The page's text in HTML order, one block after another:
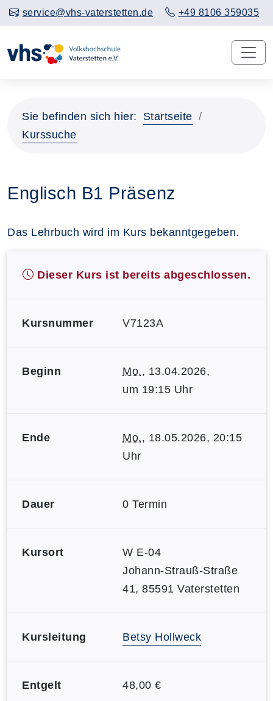
service@vhs-vaterstetten.de +49 8106 359035
Sie befinden sich hier:
Startseite
Kurssuche
Englisch B1 Präsenz
Das Lehrbuch wird im Kurs bekanntgegeben.
Dieser Kurs ist bereits abgeschlossen.
Kursnummer V7123A
Beginn Mo., 13.04.2026,
um 19:15 Uhr
Ende Mo., 18.05.2026, 20:15
Uhr
Dauer 0 Termin
Kursort
W E-04
Johann-Strauß-Straße
41, 85591 Vaterstetten
Kursleitung Betsy Hollweck
Entgelt 48,00 €